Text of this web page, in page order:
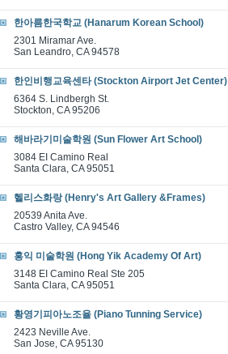
한아름한국학교 (Hanarum Korean School)
2301 Miramar Ave.
San Leandro, CA 94578
한인비행교육센타 (Stockton Airport Jet Center)
6364 S. Lindbergh St.
Stockton, CA 95206
해바라기미술학원 (Sun Flower Art School)
3084 EI Camino Real
Santa Clara, CA 95051
헬리스화랑 (Henry's Art Gallery &Frames)
20539 Anita Ave.
Castro Valley, CA 94546
홍익 미술학원 (Hong Yik Academy Of Art)
3148 EI Camino Real Ste 205
Santa Clara, CA 95051
황영기피아노조율 (Piano Tunning Service)
2423 Neville Ave.
San Jose, CA 95130